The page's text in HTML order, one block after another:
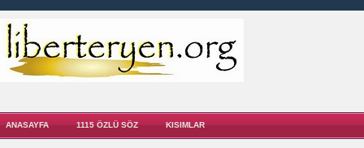
ANASAYFA 1115 ÖZLÜ SÖZ KISIMLAR